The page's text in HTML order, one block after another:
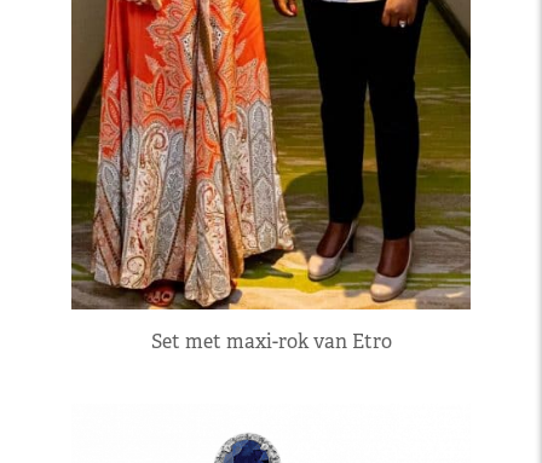
Set met maxi-rok van Etro